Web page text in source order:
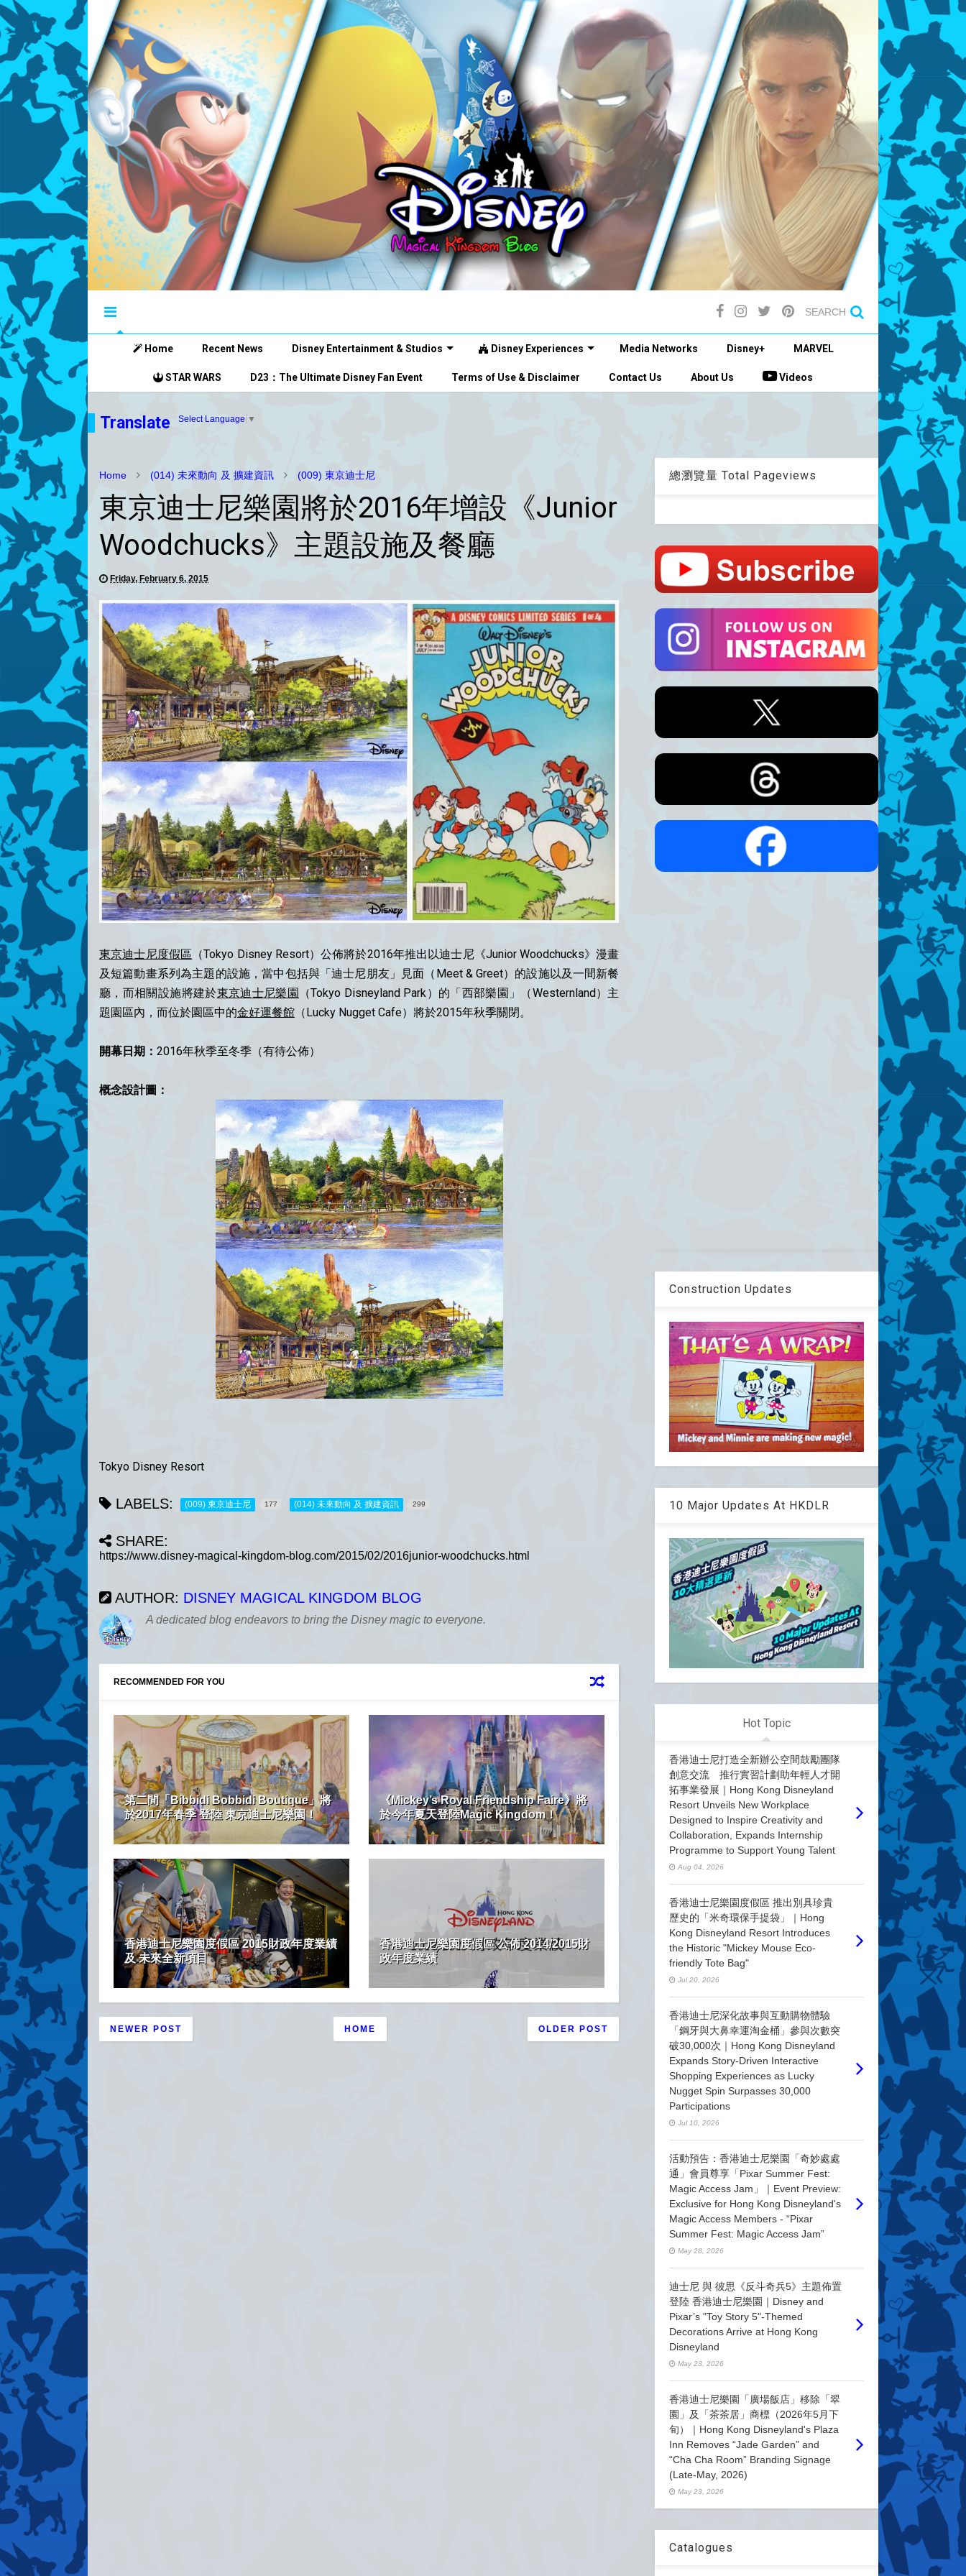
SEARCH
Home Recent News Disney Entertainment & Studios Disney Experiences Media Networks Disney+ MARVEL
STAR WARS D23：The Ultimate Disney Fan Event Terms of Use & Disclaimer Contact Us About Us Videos
Translate Select Language ▼
Home (014) 未來動向 及 擴建資訊 (009) 東京迪士尼
東京迪士尼樂園將於2016年增設《Junior
Woodchucks》主題設施及餐廳
Friday, February 6, 2015
東京迪士尼度假區 （Tokyo Disney Resort）公佈將於2016年推出以迪士尼《Junior Woodchucks》漫畫
及短篇動畫系列為主題的設施，當中包括與「迪士尼朋友」見面（Meet & Greet）的設施以及一間新餐
廳，而相關設施將建於東京迪士尼樂園 （Tokyo Disneyland Park）的「西部樂園」（Westernland）主
題園區內，而位於園區中的金好運餐館 （Lucky Nugget Cafe）將於2015年秋季關閉。
開幕日期： 2016年秋季至冬季（有待公佈）
概念設計圖：
Tokyo Disney Resort
LABELS: (009) 東京迪士尼 177 (014) 未來動向 及 擴建資訊 299
SHARE:
AUTHOR: DISNEY MAGICAL KINGDOM BLOG
A dedicated blog endeavors to bring the Disney magic to everyone.
RECOMMENDED FOR YOU
第二間「Bibbidi Bobbidi Boutique」將
於2017年春季 登陸 東京迪士尼樂園！
《Mickey’s Royal Friendship Faire》將
於今年夏天登陸Magic Kingdom！
香港迪士尼樂園度假區 2015財政年度業績
及 未來全新項目
香港迪士尼樂園度假區 公佈 2014/2015財
政年度業績
NEWER POST OLDER POST
HOME
總瀏覽量 Total Pageviews
Construction Updates
10 Major Updates At HKDLR
Hot Topic
香港迪士尼打造全新辦公空間鼓勵團隊
創意交流 推行實習計劃助年輕人才開
拓事業發展｜Hong Kong Disneyland
Resort Unveils New Workplace
Designed to Inspire Creativity and
Collaboration, Expands Internship
Programme to Support Young Talent
Aug 04, 2026
香港迪士尼樂園度假區 推出別具珍貴
歷史的「米奇環保手提袋」｜Hong
Kong Disneyland Resort Introduces
the Historic "Mickey Mouse Eco-
friendly Tote Bag"
Jul 20, 2026
香港迪士尼深化故事與互動購物體驗
「鋼牙與大鼻幸運淘金桶」參與次數突
破30,000次｜Hong Kong Disneyland
Expands Story-Driven Interactive
Shopping Experiences as Lucky
Nugget Spin Surpasses 30,000
Participations
Jul 10, 2026
活動預告：香港迪士尼樂園「奇妙處處
通」會員尊享「Pixar Summer Fest:
Magic Access Jam」｜Event Preview:
Exclusive for Hong Kong Disneyland's
Magic Access Members - “Pixar
Summer Fest: Magic Access Jam”
May 28, 2026
迪士尼 與 彼思《反斗奇兵5》主題佈置
登陸 香港迪士尼樂園｜Disney and
Pixar’s "Toy Story 5"-Themed
Decorations Arrive at Hong Kong
Disneyland
May 23, 2026
香港迪士尼樂園「廣場飯店」移除「翠
園」及「茶茶居」商標（2026年5月下
旬）｜Hong Kong Disneyland's Plaza
Inn Removes “Jade Garden” and
“Cha Cha Room” Branding Signage
(Late-May, 2026)
May 23, 2026
Catalogues